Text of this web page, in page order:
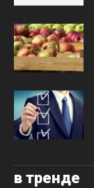
в тренде